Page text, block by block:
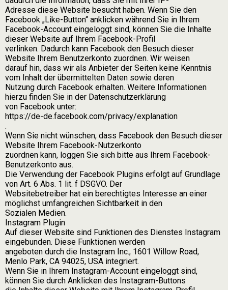
Adresse diese Website besucht haben. Wenn Sie den
Facebook „Like-Button“ anklicken während Sie in Ihrem
Facebook-Account eingeloggt sind, können Sie die Inhalte
dieser Website auf Ihrem Facebook-Profil
verlinken. Dadurch kann Facebook den Besuch dieser
Website Ihrem Benutzerkonto zuordnen. Wir weisen
darauf hin, dass wir als Anbieter der Seiten keine Kenntnis
vom Inhalt der übermittelten Daten sowie deren
Nutzung durch Facebook erhalten. Weitere Informationen
hierzu finden Sie in der Datenschutzerklärung
von Facebook unter:
https://de-de.facebook.com/privacy/explanation
.
Wenn Sie nicht wünschen, dass Facebook den Besuch dieser
Website Ihrem Facebook-Nutzerkonto
zuordnen kann, loggen Sie sich bitte aus Ihrem Facebook-
Benutzerkonto aus.
Die Verwendung der Facebook Plugins erfolgt auf Grundlage
von Art. 6 Abs. 1 lit. f DSGVO. Der
Websitebetreiber hat ein berechtigtes Interesse an einer
möglichst umfangreichen Sichtbarkeit in den
Sozialen Medien.
Instagram Plugin
Auf dieser Website sind Funktionen des Dienstes Instagram
eingebunden. Diese Funktionen werden
angeboten durch die Instagram Inc., 1601 Willow Road,
Menlo Park, CA 94025, USA integriert.
Wenn Sie in Ihrem Instagram-Account eingeloggt sind,
können Sie durch Anklicken des Instagram-Buttons